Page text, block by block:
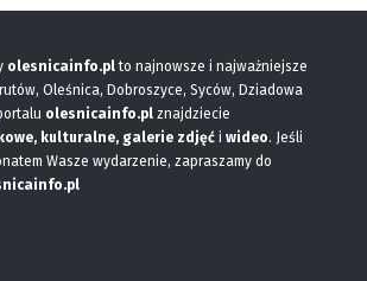
olesnicainfo.plto najnowsze i najważniejsze
Oleśnica, Dobroszyce, Syców, Dziadowa
olesnicainfo.pl znajdziecie
kulturalne, galerie zdjęć i wideo. Jeśli
Wasze wydarzenie, zapraszamy do